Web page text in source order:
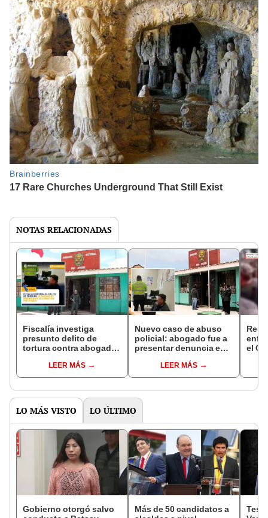
NOTAS RELACIONADAS
Fiscalía investiga
presunto delito de
tortura contra abogado
de PunoLEER MÁS
Nuevo caso de abuso
policial: abogado fue a
presentar denuncia en
terminó con lesiones en
el rostro
LEER MÁS
el
LO MÁS VISTO LO ÚLTIMO
Gobierno otorgó salvo
Más de 50 candidatos a